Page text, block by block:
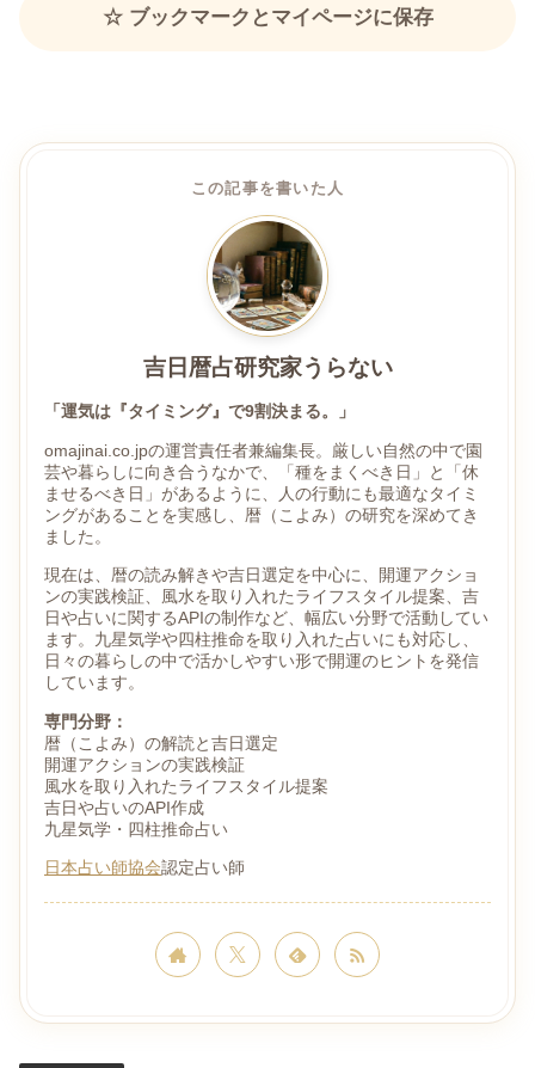
☆ ブックマークとマイページに保存
この記事を書いた人
吉日暦占研究家うらない
「運気は『タイミング』で9割決まる。」
omajinai.co.jpの運営責任者兼編集長。厳しい自然の中で園
芸や暮らしに向き合うなかで、「種をまくべき日」と「休
ませるべき日」があるように、人の行動にも最適なタイミ
ングがあることを実感し、暦（こよみ）の研究を深めてき
ました。
現在は、暦の読み解きや吉日選定を中心に、開運アクショ
ンの実践検証、風水を取り入れたライフスタイル提案、吉
日や占いに関するAPIの制作など、幅広い分野で活動してい
ます。九星気学や四柱推命を取り入れた占いにも対応し、
日々の暮らしの中で活かしやすい形で開運のヒントを発信
しています。
専門分野：
暦（こよみ）の解読と吉日選定
開運アクションの実践検証
風水を取り入れたライフスタイル提案
吉日や占いのAPI作成
九星気学・四柱推命占い
日本占い師協会認定占い師